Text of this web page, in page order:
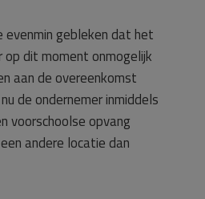
evenmin gebleken dat het
op dit moment onmogelijk
aan de overeenkomst
de ondernemer inmiddels
voorschoolse opvang
andere locatie dan